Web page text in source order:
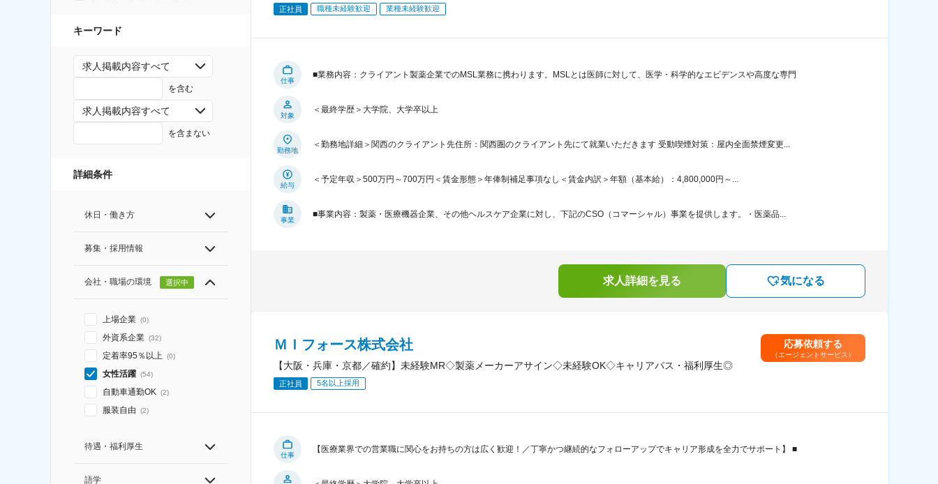
キーワード
求人掲載内容すべて
を含む
求人掲載内容すべて
を含まない
詳細条件
休日・働き方
募集・採用情報
会社・職場の環境 選択中
上場企業 (0)
外資系企業 (32)
定着率95％以上 (0)
女性活躍 (54)
自動車通勤OK (2)
服装自由 (2)
待遇・福利厚生
語学
正社員 職種未経験歓迎 業種未経験歓迎
仕事
■業務内容：クライアント製薬企業でのMSL業務に携わります。MSLとは医師に対して、医学・科学的なエビデンスや高度な専門
対象
＜最終学歴＞大学院、大学卒以上
勤務地
＜勤務地詳細＞関西のクライアント先住所：関西圏のクライアント先にて就業いただきます 受動喫煙対策：屋内全面禁煙変更...
給与
＜予定年収＞500万円～700万円＜賃金形態＞年俸制補足事項なし＜賃金内訳＞年額（基本給）：4,800,000円～...
事業
■事業内容：製薬・医療機器企業、その他ヘルスケア企業に対し、下記のCSO（コマーシャル）事業を提供します。・医薬品...
求人詳細を見る 気になる
ＭＩフォース株式会社
【大阪・兵庫・京都／確約】未経験MR◇製薬メーカーアサイン◇未経験OK◇キャリアパス・福利厚生◎
正社員 5名以上採用
応募依頼する
（エージェントサービス）
仕事
【医療業界での営業職に関心をお持ちの方は広く歓迎！／丁寧かつ継続的なフォローアップでキャリア形成を全力でサポート】 ■